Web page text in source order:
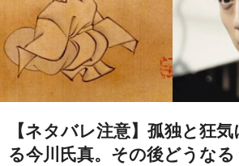
【ネタバレ注意】孤独と狂
る今川氏真。その後どうな